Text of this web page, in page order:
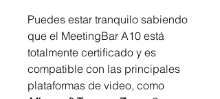
Puedes estar tranquilo sabiendo
que el MeetingBar A10 está
totalmente certificado y es
compatible con las principales
plataformas de video, como